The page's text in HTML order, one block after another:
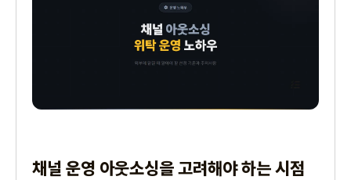
채널 운영 아웃소싱을 고려해야 하는 시점